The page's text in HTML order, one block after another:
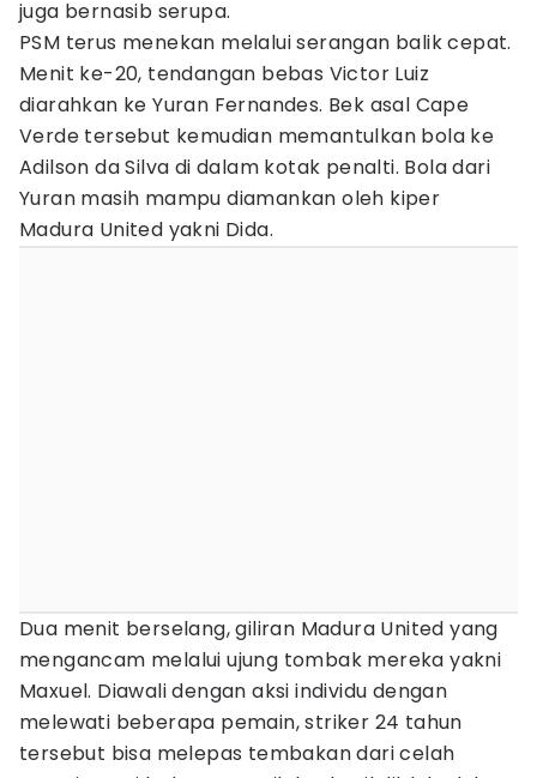
juga bernasib serupa.
PSM terus menekan melalui serangan balik cepat.
Menit ke-20, tendangan bebas Victor Luiz
diarahkan ke Yuran Fernandes. Bek asal Cape
Verde tersebut kemudian memantulkan bola ke
Adilson da Silva di dalam kotak penalti. Bola dari
Yuran masih mampu diamankan oleh kiper
Madura United yakni Dida.
Dua menit berselang, giliran Madura United yang
mengancam melalui ujung tombak mereka yakni
Maxuel. Diawali dengan aksi individu dengan
melewati beberapa pemain, striker 24 tahun
tersebut bisa melepas tembakan dari celah